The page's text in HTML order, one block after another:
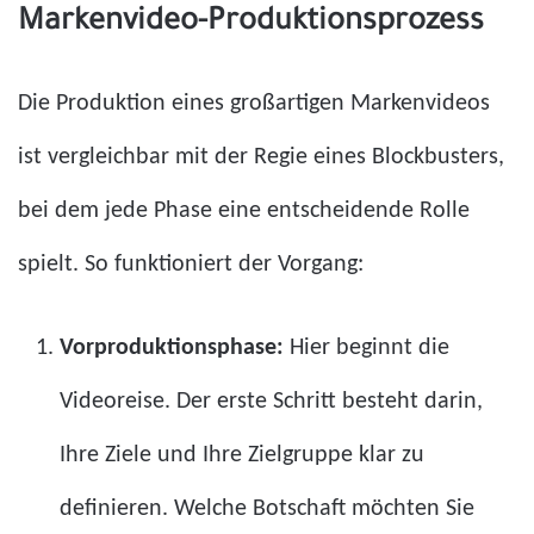
Markenvideo-Produktionsprozess
Die Produktion eines großartigen Markenvideos
ist vergleichbar mit der Regie eines Blockbusters,
bei dem jede Phase eine entscheidende Rolle
spielt. So funktioniert der Vorgang:
Vorproduktionsphase: Hier beginnt die
Videoreise. Der erste Schritt besteht darin,
Ihre Ziele und Ihre Zielgruppe klar zu
definieren. Welche Botschaft möchten Sie